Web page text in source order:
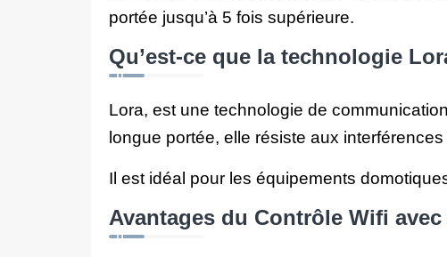
portée jusqu’à 5 fois supérieure.
Qu’est-ce que la technologie
Lora, est une technologie de
longue portée, elle résiste aux
Il est idéal pour les équipements
Avantages du Contrôle Wifi